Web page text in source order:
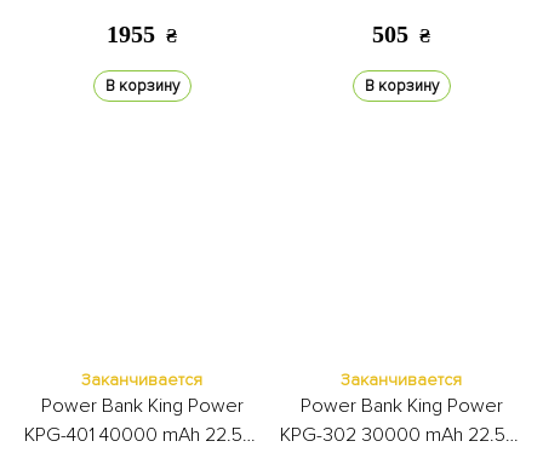
LED Lamp black
1955 ₴
В корзину
505 ₴
В корзину
Заканчивается
Power Bank King Power
KPG-401 40000 mAh 22.5W
Заканчивается
Power Bank King Power
KPG-302 30000 mAh 22.5W